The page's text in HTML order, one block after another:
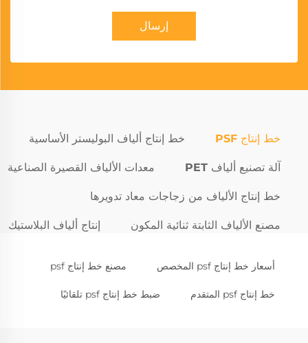
إرسال
خط إنتاج PSF خط إنتاج ألياف البوليستر الأساسية
آلة تصنيع ألياف PET معدات الألياف القصيرة الصناعية
خط إنتاج الألياف من زجاجات معاد تدويرها
مصنع الألياف الثابتة ثنائية المكون إنتاج ألياف البلاستيك
أسعار خط إنتاج psf المخصص مصنع خط إنتاج psf
خط إنتاج psf المتقدم ضبط خط إنتاج psf تلقائيًا